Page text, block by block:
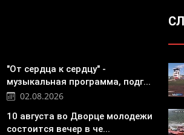
"От сердца к сердцу" -
музыкальная программа, подг...
02.08.2026
10 августа во Дворце молодежи
состоится вечер в че...